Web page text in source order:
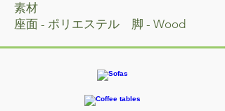
素材
座面 - ポリエステル 脚 - Wood